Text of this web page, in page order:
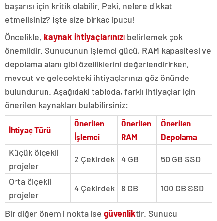
başarısı için kritik olabilir. Peki, nelere dikkat
etmelisiniz? İşte size birkaç ipucu!
Öncelikle, kaynak ihtiyaçlarınızı belirlemek çok
önemlidir. Sunucunun işlemci gücü, RAM kapasitesi ve
depolama alanı gibi özelliklerini değerlendirirken,
mevcut ve gelecekteki ihtiyaçlarınızı göz önünde
bulundurun. Aşağıdaki tabloda, farklı ihtiyaçlar için
önerilen kaynakları bulabilirsiniz:
İhtiyaç Türü
Önerilen
İşlemci
Önerilen
RAM
Önerilen
Depolama
Küçük ölçekli
projeler
2 Çekirdek 4 GB 50 GB SSD
Orta ölçekli
projeler
4 Çekirdek 8 GB 100 GB SSD
Bir diğer önemli nokta ise güvenliktir. Sunucu